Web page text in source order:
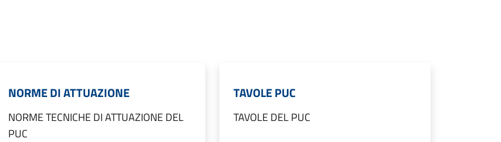
NORME DI ATTUAZIONE
NORME TECNICHE DI ATTUAZIONE DEL
PUC
TAVOLE PUC
TAVOLE DEL PUC